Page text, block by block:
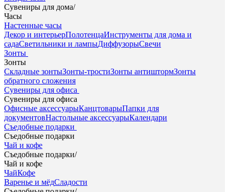
Сувениры для дома/
Часы
Настенные часы
Декор и интерьерПолотенцаИнструменты для дома и
садаСветильники и лампыДиффузорыСвечи
Зонты
Зонты
Складные зонтыЗонты-тростиЗонты антиштормЗонты
обратного сложения
Сувениры для офиса
Сувениры для офиса
Офисные аксессуарыКанцтоварыПапки для
документовНастольные аксессуарыКалендари
Съедобные подарки
Съедобные подарки
Чай и кофе
Съедобные подарки/
Чай и кофе
ЧайКофе
Варенье и мёдСладости